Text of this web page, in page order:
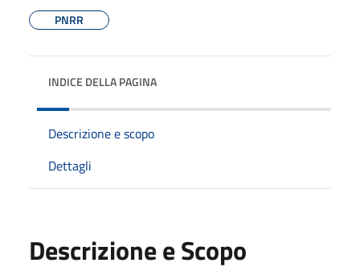
PNRR
INDICE DELLA PAGINA
Descrizione e scopo
Dettagli
Descrizione e Scopo